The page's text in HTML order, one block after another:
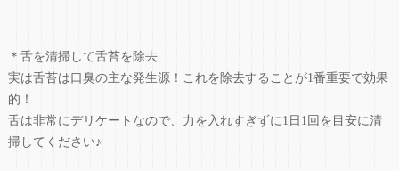
＊舌を清掃して舌苔を除去
実は舌苔は口臭の主な発生源！これを除去することが1番重要で効果
的！
舌は非常にデリケートなので、力を入れすぎずに1日1回を目安に清
掃してください♪